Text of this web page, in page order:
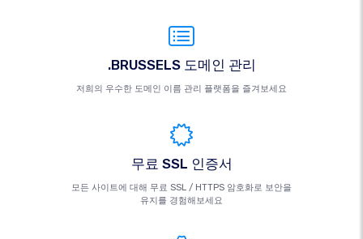
.BRUSSELS 도메인 관리
저희의 우수한 도메인 이름 관리 플랫폼을 즐겨보세요
무료 SSL 인증서
모든 사이트에 대해 무료 SSL / HTTPS 암호화로 보안을
유지를 경험해보세요